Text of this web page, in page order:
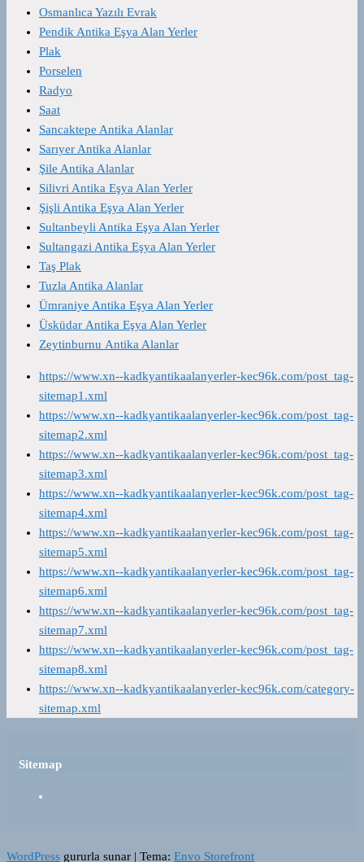
Osmanlıca Yazılı Evrak
Pendik Antika Eşya Alan Yerler
Plak
Porselen
Radyo
Saat
Sancaktepe Antika Alanlar
Sarıyer Antika Alanlar
Şile Antika Alanlar
Silivri Antika Eşya Alan Yerler
Şişli Antika Eşya Alan Yerler
Sultanbeyli Antika Eşya Alan Yerler
Sultangazi Antika Eşya Alan Yerler
Taş Plak
Tuzla Antika Alanlar
Ümraniye Antika Eşya Alan Yerler
Üsküdar Antika Eşya Alan Yerler
Zeytinburnu Antika Alanlar
https://www.xn--kadkyantikaalanyerler-kec96k.com/post_tag-
sitemap1.xml
https://www.xn--kadkyantikaalanyerler-kec96k.com/post_tag-
sitemap2.xml
https://www.xn--kadkyantikaalanyerler-kec96k.com/post_tag-
sitemap3.xml
https://www.xn--kadkyantikaalanyerler-kec96k.com/post_tag-
sitemap4.xml
https://www.xn--kadkyantikaalanyerler-kec96k.com/post_tag-
sitemap5.xml
https://www.xn--kadkyantikaalanyerler-kec96k.com/post_tag-
sitemap6.xml
https://www.xn--kadkyantikaalanyerler-kec96k.com/post_tag-
sitemap7.xml
https://www.xn--kadkyantikaalanyerler-kec96k.com/post_tag-
sitemap8.xml
https://www.xn--kadkyantikaalanyerler-kec96k.com/category-
sitemap.xml
Sitemap
WordPress gururla sunar | Tema: Envo Storefront